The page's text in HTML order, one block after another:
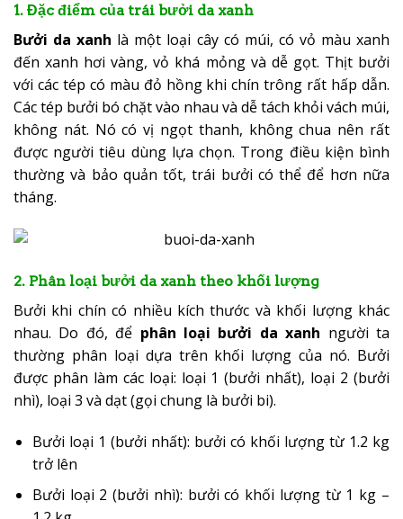
1. Đặc điểm của trái bưởi da xanh
Bưởi da xanh là một loại cây có múi, có vỏ màu xanh
đến xanh hơi vàng, vỏ khá mỏng và dễ gọt. Thịt bưởi
với các tép có màu đỏ hồng khi chín trông rất hấp dẫn.
Các tép bưởi bó chặt vào nhau và dễ tách khỏi vách múi,
không nát. Nó có vị ngọt thanh, không chua nên rất
được người tiêu dùng lựa chọn. Trong điều kiện bình
thường và bảo quản tốt, trái bưởi có thể để hơn nữa
tháng.
2. Phân loại bưởi da xanh theo khối lượng
Bưởi khi chín có nhiều kích thước và khối lượng khác
nhau. Do đó, để phân loại bưởi da xanh người ta
thường phân loại dựa trên khối lượng của nó. Bưởi
được phân làm các loại: loại 1 (bưởi nhất), loại 2 (bưởi
nhì), loại 3 và dạt (gọi chung là bưởi bi).
Bưởi loại 1 (bưởi nhất): bưởi có khối lượng từ 1.2 kg
trở lên
Bưởi loại 2 (bưởi nhì): bưởi có khối lượng từ 1 kg –